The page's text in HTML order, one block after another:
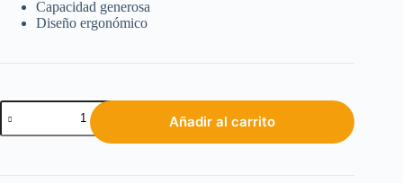
Capacidad generosa
Diseño ergonómico
Añadir al carrito